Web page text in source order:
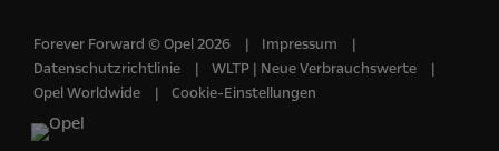
Forever Forward © Opel 2026
Impressum
Datenschutzrichtlinie
WLTP | Neue Verbrauchswerte
Opel Worldwide
Cookie-Einstellungen